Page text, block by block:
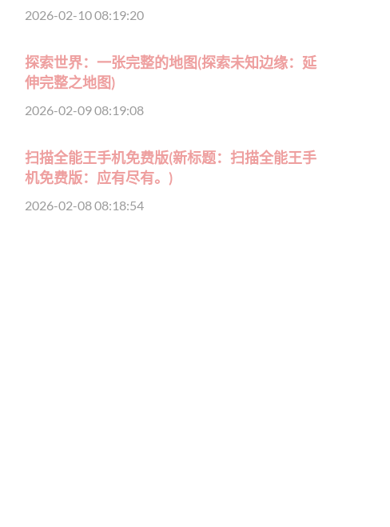
2026-02-10 08:19:20
探索世界：一张完整的地图(探索未知边缘：延
伸完整之地图)
2026-02-09 08:19:08
扫描全能王手机免费版(新标题：扫描全能王手
机免费版：应有尽有。)
2026-02-08 08:18:54